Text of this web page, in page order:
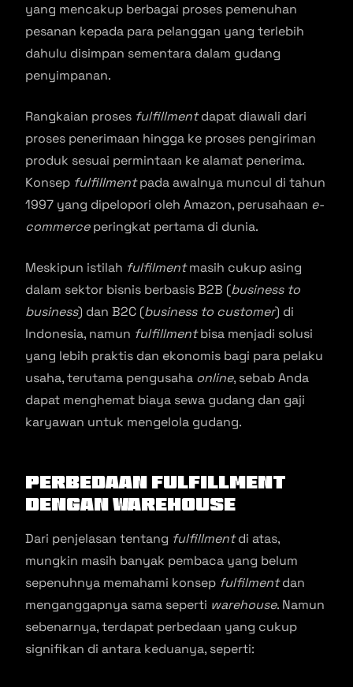
yang mencakup berbagai proses pemenuhan
pesanan kepada para pelanggan yang terlebih
dahulu disimpan sementara dalam gudang
penyimpanan.
Rangkaian proses fulfillmentdapat diawali dari
proses penerimaan hingga ke proses pengiriman
produk sesuai permintaan ke alamat penerima.
Konsep fulfillmentpada awalnya muncul di tahun
1997 yang dipelopori oleh Amazon, perusahaan e-
commerceperingkat pertama di dunia.
Meskipun istilah fulfilmentmasih cukup asing
dalam sektor bisnis berbasis B2B (business to
business) dan B2C (business to customer) di
Indonesia, namun fulfillmentbisa menjadi solusi
yang lebih praktis dan ekonomis bagi para pelaku
usaha, terutama pengusaha online, sebab Anda
dapat menghemat biaya sewa gudang dan gaji
karyawan untuk mengelola gudang.
Perbedaan Fulfillment
dengan Warehouse
Dari penjelasan tentang fulfillmentdi atas,
mungkin masih banyak pembaca yang belum
sepenuhnya memahami konsep fulfilmentdan
menganggapnya sama seperti warehouse. Namun
sebenarnya, terdapat perbedaan yang cukup
signifikan di antara keduanya, seperti: